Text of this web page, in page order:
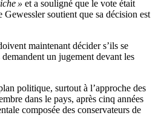
» et a souligné que le vote était
soutient que sa décision est
maintenant décider s’ils se
demandent un jugement devant les
politique, surtout à l’approche des
dans le pays, après cinq années
composée des conservateurs de